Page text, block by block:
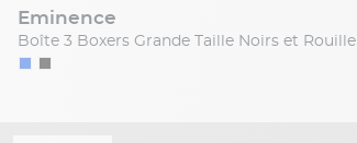
eminence
Boîte 3 Boxers Grande Taille Noirs et Rouille